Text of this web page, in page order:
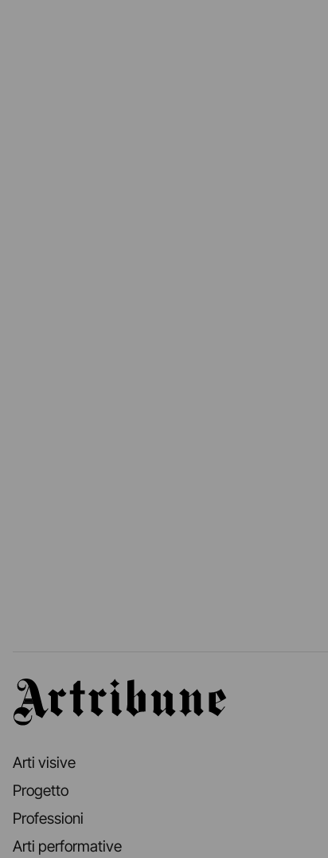
Artribune
Arti visive
Progetto
Professioni
Arti performative